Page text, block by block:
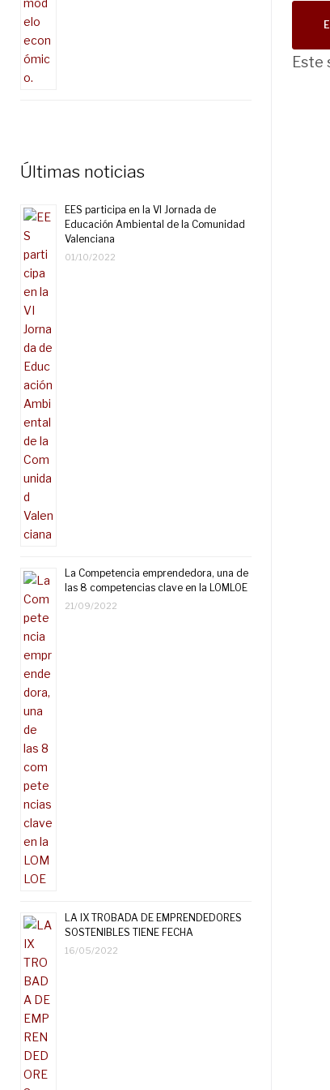
Este
Últimas noticias
EES participa en la VI Jornada de
Educación Ambiental de la Comunidad
Valenciana
01/10/2022
La Competencia emprendedora, una de
las 8 competencias clave en la LOMLOE
21/09/2022
LA IX TROBADA DE EMPRENDEDORES
SOSTENIBLES TIENE FECHA
16/05/2022